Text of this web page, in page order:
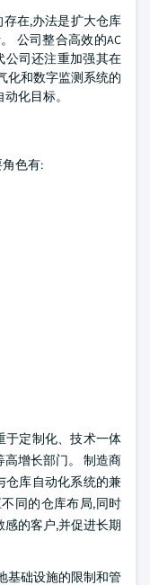
在,办法是扩大仓库
公司整合高效的AC
公司还注重加强其在
化和数字监测系统的
化目标。
色有:
于定制化、技术一体
增长部门。 制造商
仓库自动化系统的兼
同的仓库布局,同时
的客户,并促进长期
基础设施的限制和管